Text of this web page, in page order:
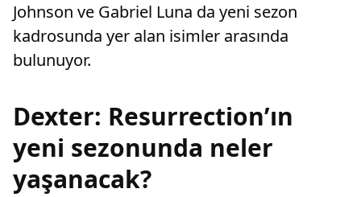
Johnson ve Gabriel Luna da yeni sezon
kadrosunda yer alan isimler arasında
bulunuyor.
Dexter: Resurrection’ın
yeni sezonunda neler
yaşanacak?